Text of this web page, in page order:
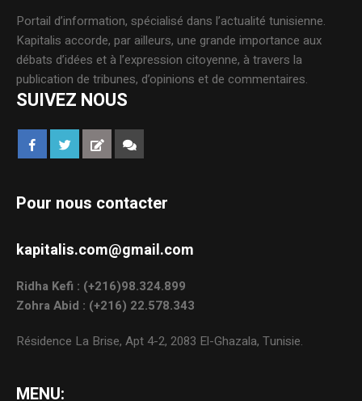
Portail d’information, spécialisé dans l’actualité tunisienne.
Kapitalis accorde, par ailleurs, une grande importance aux
débats d’idées et à l’expression citoyenne, à travers la
publication de tribunes, d’opinions et de commentaires.
SUIVEZ NOUS
Pour nous contacter
kapitalis.com@gmail.com
Ridha Kefi : (+216)98.324.899
Zohra Abid : (+216) 22.578.343
Résidence La Brise, Apt 4-2, 2083 El-Ghazala, Tunisie.
MENU: